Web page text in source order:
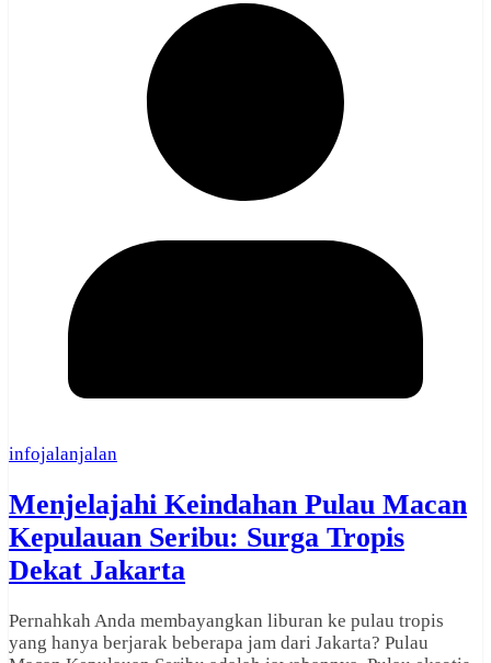
infojalanjalan
Menjelajahi Keindahan Pulau Macan
Kepulauan Seribu: Surga Tropis
Dekat Jakarta
Pernahkah Anda membayangkan liburan ke pulau tropis
yang hanya berjarak beberapa jam dari Jakarta? Pulau